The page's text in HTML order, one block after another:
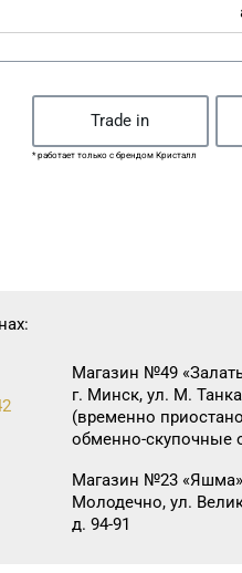
Trade in
* работает только с брендом Кристалл
Магазин №49
г. Минск, ул. М.
(временно
обменно-скупочные
Магазин №23 «Яшма»
Молодечно, ул.
д. 94-91